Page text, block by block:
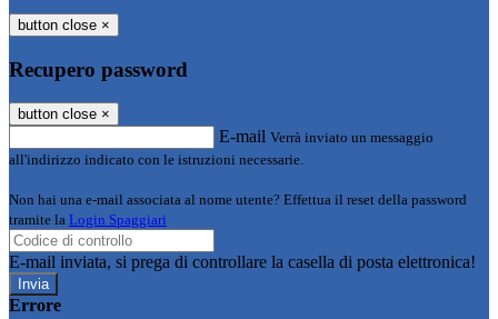
button close ×
Recupero password
button close ×
E-mail Verrà inviato un messaggio
all'indirizzo indicato con le istruzioni necessarie.
Non hai una e-mail associata al nome utente? Effettua il reset della password
tramite la Login Spaggiari
E-mail inviata, si prega di controllare la casella di posta elettronica!
Errore